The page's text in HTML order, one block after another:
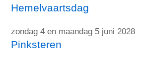
Hemelvaartsdag
zondag 4 en maandag 5 juni 2028
Pinksteren